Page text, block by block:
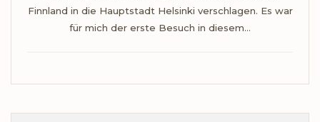
Finnland in die Hauptstadt Helsinki verschlagen. Es war
für mich der erste Besuch in diesem…